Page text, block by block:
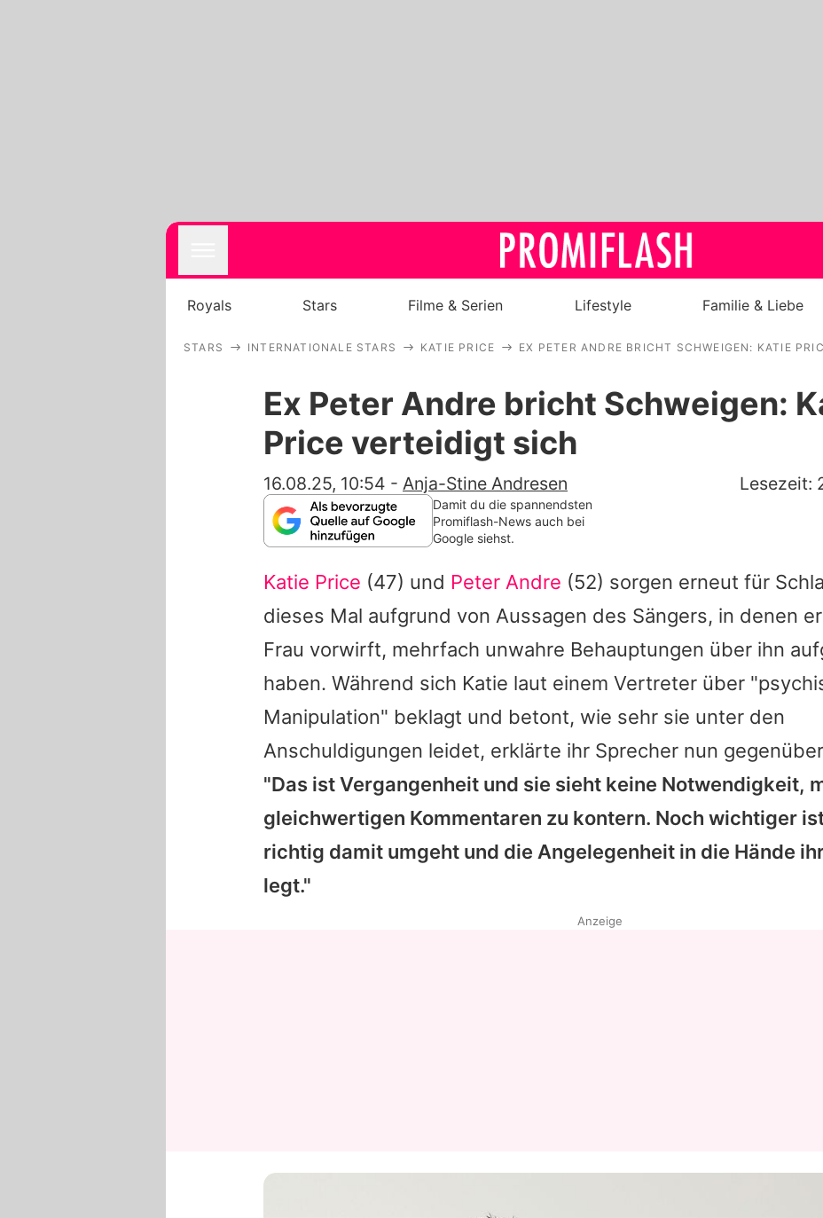
Royals
Stars
Filme & Serien
Familie & Liebe
Alle Themen auf Promiflash
App runterladen
Team
Redaktionelle Richtlinien
Impressum
Datenschutzerklärung
Nutzungsbedingungen
Royals Stars Filme & Serien Lifestyle Familie & Liebe
STARS INTERNATIONALE STARS KATIE PRICE EX PETER ANDRE BRICHT SCHWEIGEN: KATIE
Ex Peter Andre bricht Schweigen:
Price verteidigt sich
16.08.25, 10:54 - Anja-Stine Andresen Lesezeit:
Damit du die spannendsten
Promiflash-News auch bei
Google siehst.
Katie Price (47) und Peter Andre (52) sorgen erneut für
dieses Mal aufgrund von Aussagen des Sängers, in denen
Frau vorwirft, mehrfach unwahre Behauptungen über ihn
haben. Während sich Katie laut einem Vertreter über
Manipulation" beklagt und betont, wie sehr sie unter den
Anschuldigungen leidet, erklärte ihr Sprecher nun gegenüber
"Das ist Vergangenheit und sie sieht keine Notwendigkeit,
gleichwertigen Kommentaren zu kontern. Noch wichtiger
richtig damit umgeht und die Angelegenheit in die Hände
legt."
Anzeige